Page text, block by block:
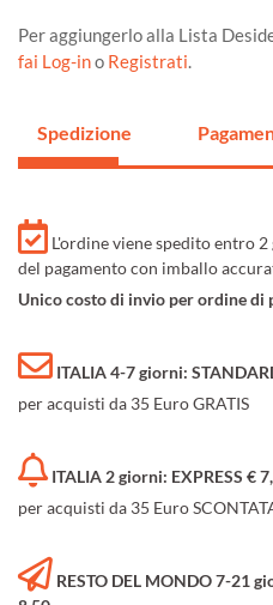
Per aggiungerlo alla Lista
fai Log-ino Registrati.
Spedizione
L'ordine viene spedito entro
del pagamento con imballo
Unico costo di invio per ordine di
ITALIA 4-7 giorni:
per acquisti da 35 Euro GRATIS
ITALIA 2 giorni: EXPRESS €
per acquisti da 35 Euro
RESTO DEL MONDO 7-21